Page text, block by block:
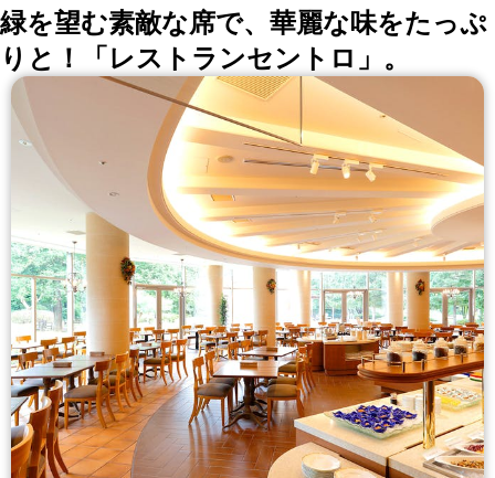
緑を望む素敵な席で、華麗な味をたっぷ
りと！「レストランセントロ」。